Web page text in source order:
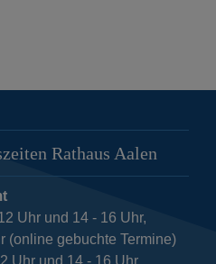
Rathaus Aalen
Uhr und 14 - 16 Uhr,
(online gebuchte Termine)
Uhr und 14 - 16 Uhr